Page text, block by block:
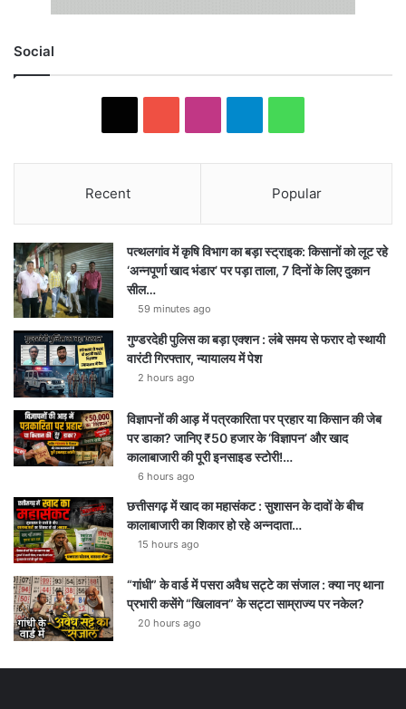
Social
Recent Popular
पत्थलगांव में कृषि विभाग का बड़ा स्ट्राइक: किसानों को लूट रहे
‘अन्नपूर्णा खाद भंडार’ पर पड़ा ताला, 7 दिनों के लिए दुकान
सील…
59 minutes ago
गुण्डरदेही पुलिस का बड़ा एक्शन : लंबे समय से फरार दो स्थायी
वारंटी गिरफ्तार, न्यायालय में पेश
2 hours ago
विज्ञापनों की आड़ में पत्रकारिता पर प्रहार या किसान की जेब
पर डाका? जानिए ₹50 हजार के ‘विज्ञापन’ और खाद
कालाबाजारी की पूरी इनसाइड स्टोरी!…
6 hours ago
छत्तीसगढ़ में खाद का महासंकट : सुशासन के दावों के बीच
कालाबाजारी का शिकार हो रहे अन्नदाता…
15 hours ago
“गांधी” के वार्ड में पसरा अवैध सट्टे का संजाल : क्या नए थाना
प्रभारी कसेंगे “खिलावन” के सट्टा साम्राज्य पर नकेल?
20 hours ago